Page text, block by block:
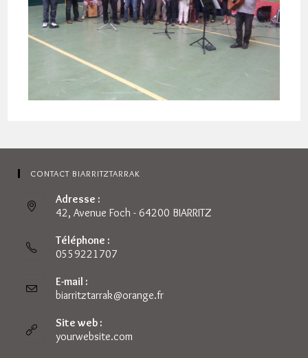
CONTACT BIARRITZTARRAK
Adresse :
42, Avenue Foch - 64200 BIARRITZ
Téléphone :
0559221707
E-mail :
biarritztarrak@orange.frS’ouvre
Site web :
yourwebsite.com